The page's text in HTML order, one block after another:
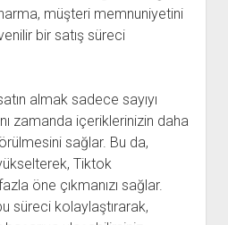
müşteri memnuniyetini
bir satış süreci
almak sadece sayıyı
zamanda içeriklerinizin daha
sağlar. Bu da,
Tiktok
öne çıkmanızı sağlar.
süreci kolaylaştırarak,